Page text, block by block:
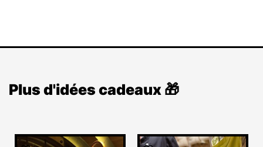
Plus d'idées cadeaux 🎁